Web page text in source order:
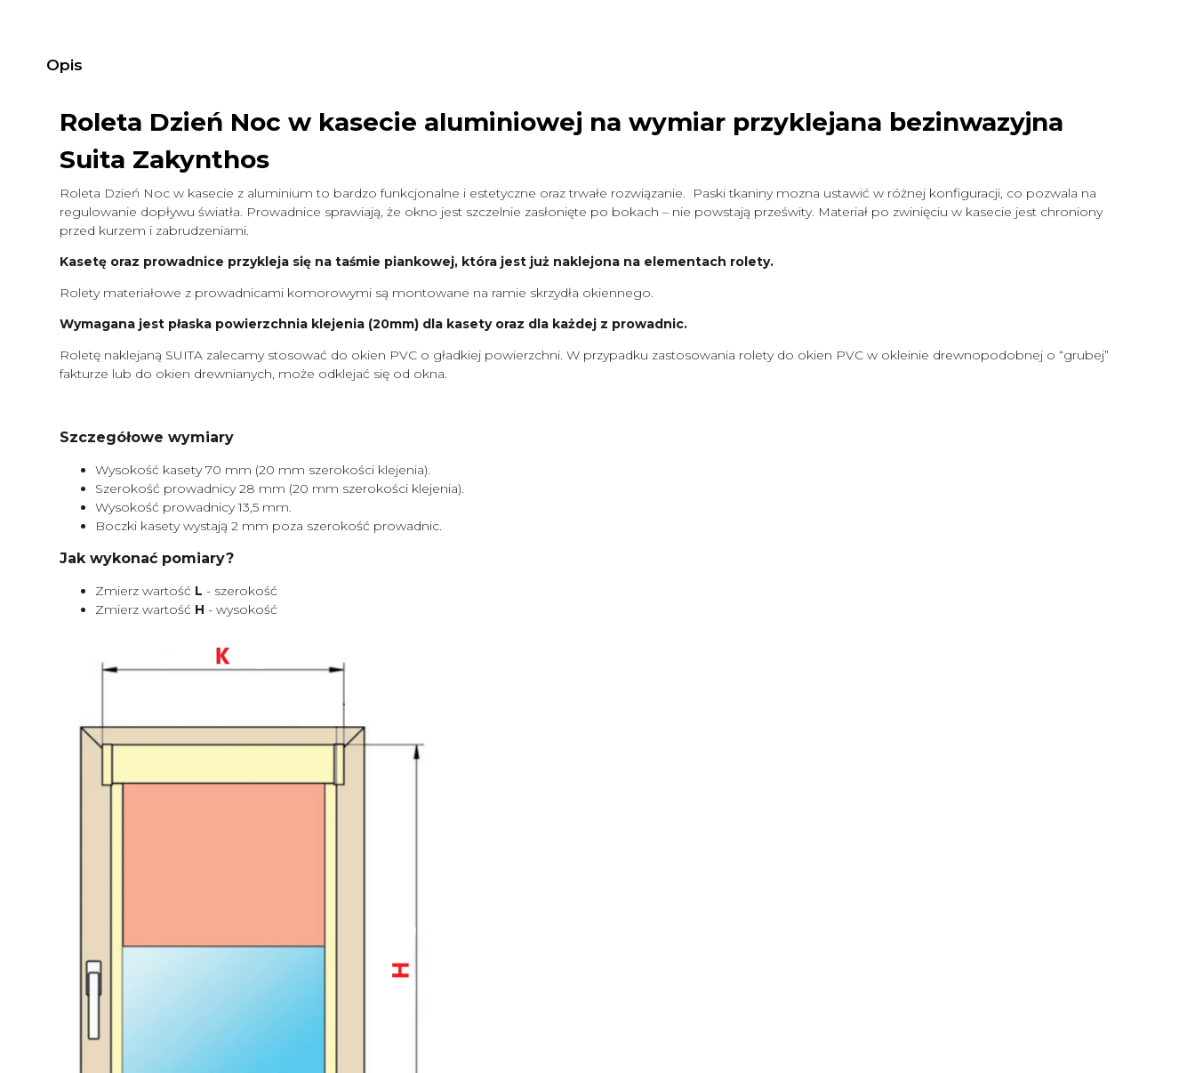
Opis
Roleta Dzień Noc w kasecie aluminiowej na wymiar przyklejana bezinwazyjna
Suita Zakynthos
Roleta Dzień Noc w kasecie z aluminium to bardzo funkcjonalne i estetyczne oraz trwałe rozwiązanie. Paski tkaniny mozna ustawić w różnej konfiguracji, co pozwala na
regulowanie dopływu światła. Prowadnice sprawiają, że okno jest szczelnie zasłonięte po bokach – nie powstają prześwity. Materiał po zwinięciu w kasecie jest chroniony
przed kurzem i zabrudzeniami.
Kasetę oraz prowadnice przykleja się na taśmie piankowej, która jest już naklejona na elementach rolety.
Rolety materiałowe z prowadnicami komorowymi są montowane na ramie skrzydła okiennego.
Wymagana jest płaska powierzchnia klejenia (20mm) dla kasety oraz dla każdej z prowadnic.
Roletę naklejaną SUITA zalecamy stosować do okien PVC o gładkiej powierzchni. W przypadku zastosowania rolety do okien PVC w okleinie drewnopodobnej o “grubej”
fakturze lub do okien drewnianych, może odklejać się od okna.
Szczegółowe wymiary
Wysokość kasety 70 mm (20 mm szerokości klejenia).
Szerokość prowadnicy 28 mm (20 mm szerokości klejenia).
Wysokość prowadnicy 13,5 mm.
Boczki kasety wystają 2 mm poza szerokość prowadnic.
Jak wykonać pomiary?
Zmierz wartość L - szerokość
Zmierz wartość H - wysokość